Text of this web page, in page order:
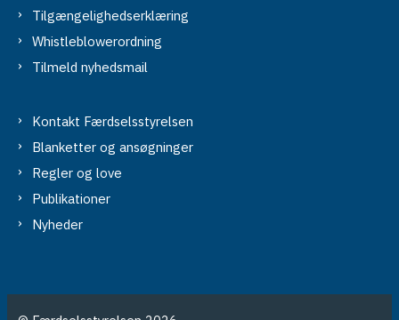
Tilgængelighedserklæring
Whistleblowerordning
Tilmeld nyhedsmail
Kontakt Færdselsstyrelsen
Blanketter og ansøgninger
Regler og love
Publikationer
Nyheder